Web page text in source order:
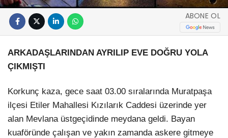
ABONE OL
ARKADAŞLARINDAN AYRILIP EVE DOĞRU YOLA
ÇIKMIŞTI
Korkunç kaza, gece saat 03.00 sıralarında Muratpaşa
ilçesi Etiler Mahallesi Kızılarık Caddesi üzerinde yer
alan Mevlana üstgeçidinde meydana geldi. Bayan
kuaföründe çalışan ve yakın zamanda askere gitmeye